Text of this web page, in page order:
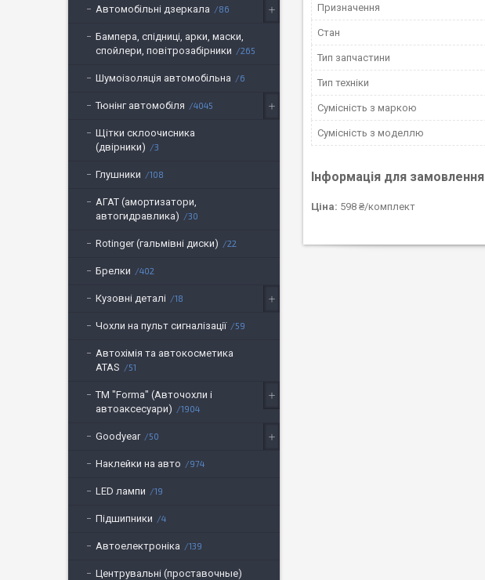
Призначення
Стан
Тип запчастини
Тип техніки
Сумісність з маркою
Сумісність з моделлю
Інформація для замовлення
Ціна: 598 ₴/комплект
Автомобільні дзеркала 86
Бампера, спідниці, арки, маски,
спойлери, повітрозабірники
265
Шумоізоляція автомобільна 6
Тюнінг автомобіля 4045
Щітки склоочисника
(двірники)
3
Глушники 108
АГАТ (амортизатори,
автогидравлика)
30
Rotinger (гальмівні диски) 22
Брелки 402
Кузовні деталі 18
Чохли на пульт сигналізації 59
Автохімія та автокосметика
ATAS
51
ТМ "Forma" (Авточохли і
автоаксесуари)
1904
Goodyear 50
Наклейки на авто 974
LED лампи 19
Підшипники 4
Автоелектроніка 139
Центрувальні (проставочные)